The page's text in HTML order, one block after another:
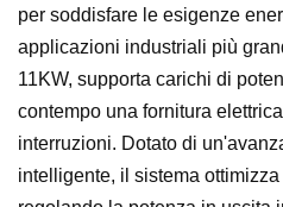
per soddisfare le esigenze
applicazioni industriali più
11KW, supporta carichi di
contempo una fornitura
interruzioni. Dotato di
intelligente, il sistema